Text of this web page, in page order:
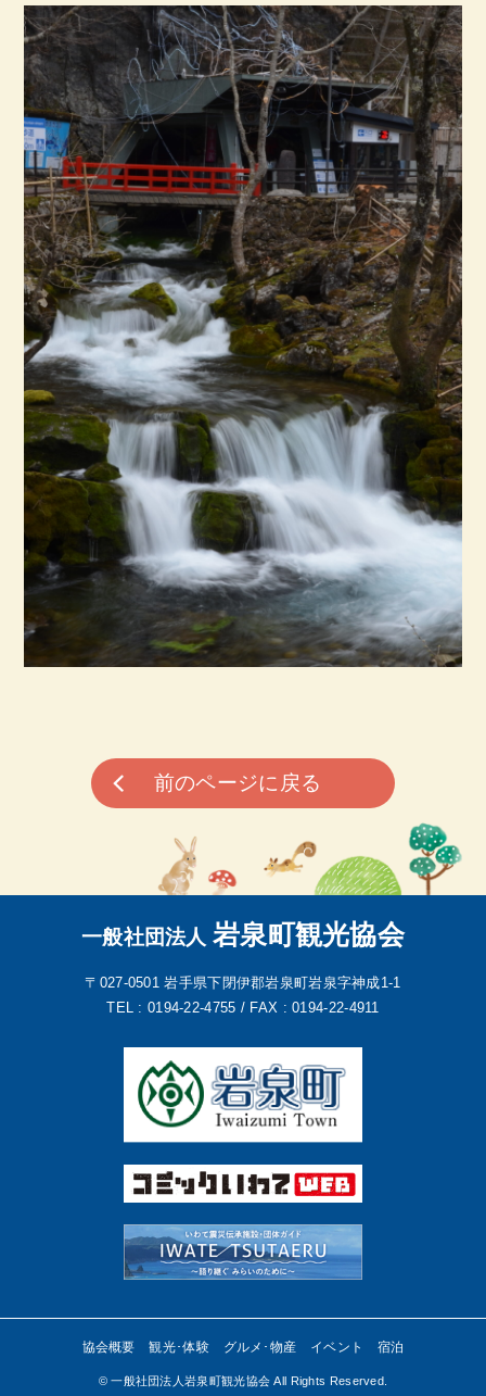
前のページに戻る
一般社団法人 岩泉町観光協会
〒027-0501岩手県下閉伊郡岩泉町岩泉字神成1-1
TEL : 0194-22-4755 / FAX : 0194-22-4911
協会概要 観光･体験 グルメ･物産 イベント 宿泊
©︎ 一般社団法人岩泉町観光協会 All Rights Reserved.